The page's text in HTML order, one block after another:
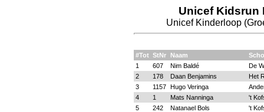
Unicef Kidsrun
Unicef Kinderloop
#Tot StNr Naam
1
607 Nim Baldé
De
2
178 Daan Benjamins
Het
3
1157 Hugo Veringa
4
1 Mats Nanninga
't
5
242 Natanael Bols
't